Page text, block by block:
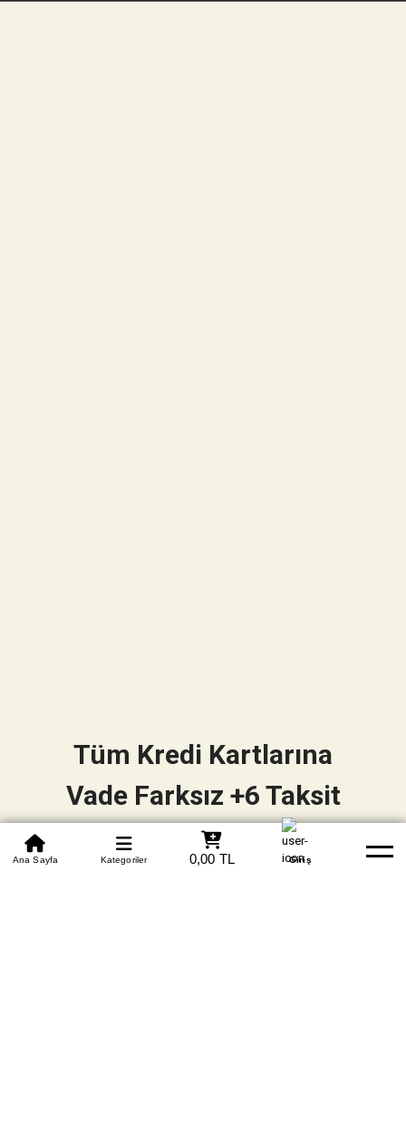
0850 305 09 70
Beden Tablosu Banka Hesapları Whatsapp Yardım
Ana Sayfa Kategoriler 0,00 TL Giriş
Tüm Kredi Kartlarına
Vade Farksız +6 Taksit